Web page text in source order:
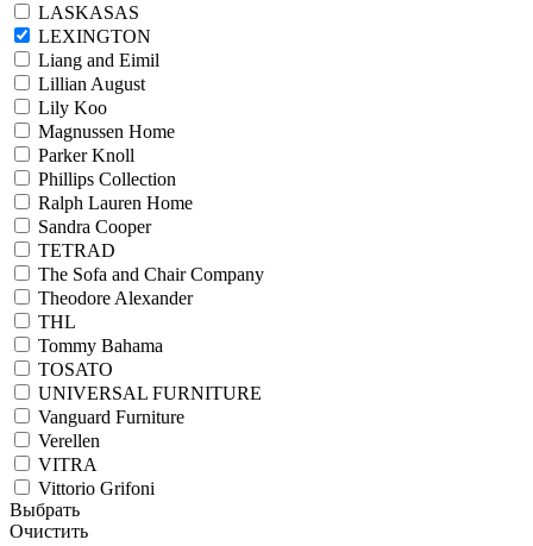
LASKASAS
LEXINGTON
Liang and Eimil
Lillian August
Lily Koo
Magnussen Home
Parker Knoll
Phillips Collection
Ralph Lauren Home
Sandra Cooper
TETRAD
The Sofa and Chair Company
Theodore Alexander
THL
Tommy Bahama
TOSATO
UNIVERSAL FURNITURE
Vanguard Furniture
Verellen
VITRA
Vittorio Grifoni
Выбрать
Очистить